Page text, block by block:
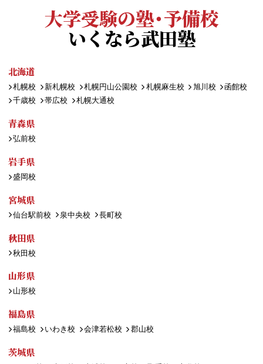
大学受験の塾・予備校
いくなら武田塾
北海道
札幌校 新札幌校 札幌円山公園校 札幌麻生校 旭川校
函館校
千歳校
帯広校 札幌大通校
青森県
弘前校
岩手県
盛岡校
宮城県
仙台駅前校 泉中央校 長町校
秋田県
秋田校
山形県
山形校
福島県
福島校 いわき校 会津若松校 郡山校
茨城県